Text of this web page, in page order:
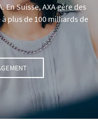
En Suisse, AXA gère des
plus de 100 milliards de